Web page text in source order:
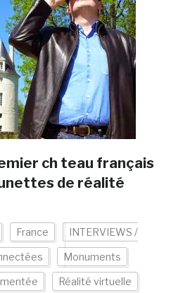
ch teau français
de réalité
France INTERVIEWS /
Monuments
Réalité virtuelle